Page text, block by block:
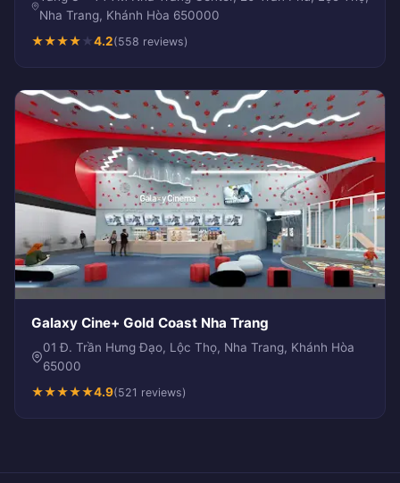
Nha Trang, Khánh Hòa 650000
★★★★★4.2(558 reviews)
Galaxy Cine+ Gold Coast Nha Trang
01 Đ. Trần Hưng Đạo, Lộc Thọ, Nha Trang, Khánh Hòa
65000
★★★★★4.9(521 reviews)